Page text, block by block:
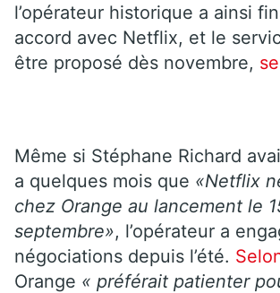
l’opérateur historique a ainsi
accord avec Netflix, et le
être proposé dès novembre,
Même si Stéphane Richard
a quelques mois que «Netflix
chez Orange au lancement le
septembre», l’opérateur a
négociations depuis l’été.
Orange « préférait patienter